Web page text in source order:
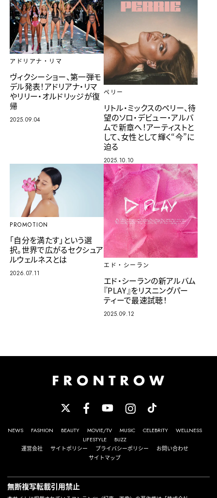
アドリアナ・リマ
ヴィクシーショー、第一弾モ
デル発表！アドリアナ・リマ
やリリー・オルドリッジが復
帰
2025.09.04
ペリー
リトル・ミックスのペリー、待
望のソロ・デビュー・アルバ
ムで新章へ！アーティストと
して、女性として輝く“今”に
迫る
2025.10.10
PROMOTION
「自分を満たす」という選
択。世界で広がるセクシュア
ルウェルネスとは
2026.07.11
エド・シーラン
エド・シーランの新アルバム
『PLAY』をリスニングパー
ティーで最速試聴！
2025.09.12
NEWS FASHION BEAUTY MOVIE/TV MUSIC CELEBRITY
WELLNESS
LIFESTYLE
BUZZ
運営会社
サイトポリシー プライバシーポリシー
お問い合わせ
サイトマップ
無断複写転載引用禁止